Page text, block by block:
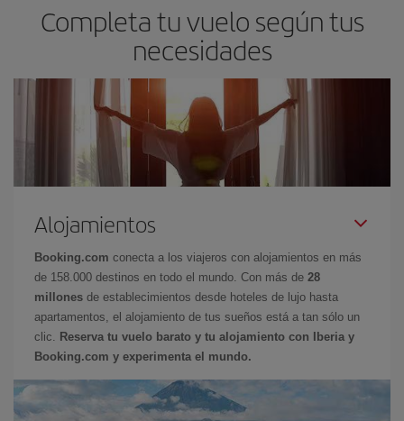
Completa tu vuelo según tus
necesidades
Alojamientos
Booking.com conecta a los viajeros con alojamientos en más
de 158.000 destinos en todo el mundo. Con más de 28
millones de establecimientos desde hoteles de lujo hasta
apartamentos, el alojamiento de tus sueños está a tan sólo un
clic.
Reserva tu vuelo barato y tu alojamiento con Iberia y
Booking.com y experimenta el mundo.